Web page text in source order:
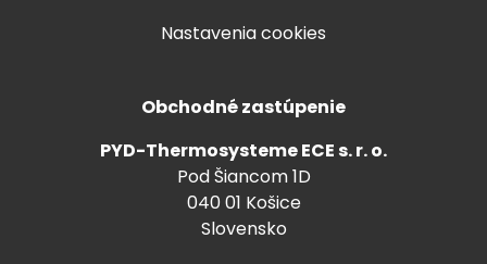
Nastavenia cookies
Obchodné zastúpenie
PYD-Thermosysteme ECE s. r. o.
Pod Šiancom 1D
040 01 Košice
Slovensko